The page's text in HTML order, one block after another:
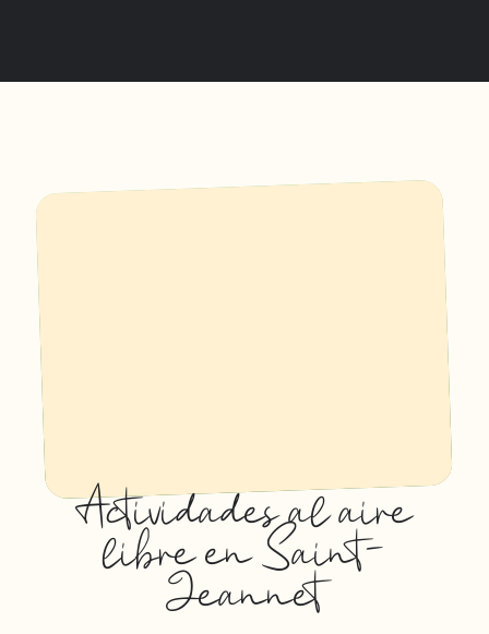
Actividades al aire
libre en Saint-
Jeannet